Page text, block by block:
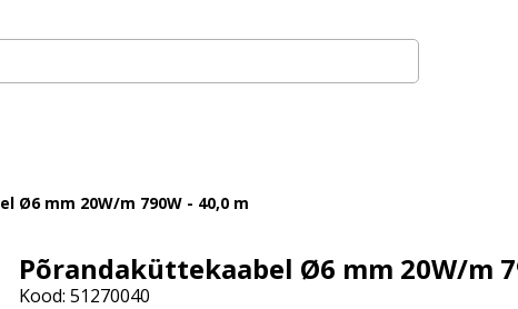
Ø6 mm 20W/m 790W - 40,0 m
Põrandaküttekaabel Ø6 mm 20W/m
Kood: 51270040